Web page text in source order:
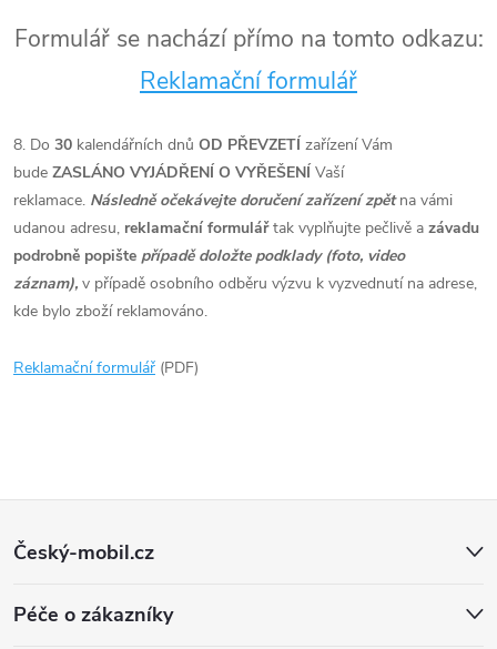
Formulář se nachází přímo na tomto odkazu:
Reklamační formulář
8. Do 30 kalendářních dnů OD PŘEVZETÍ zařízení Vám
bude ZASLÁNO VYJÁDŘENÍ O VYŘEŠENÍ Vaší
reklamace. Následně očekávejte doručení zařízení zpětna vámi
udanou adresu, reklamační formulářtak vyplňujte pečlivě a závadu
podrobně popište případě doložte podklady (foto, video
záznam), v případě osobního odběru výzvu k vyzvednutí na adrese,
kde bylo zboží reklamováno.
Reklamační formulář (PDF)
Z
p
Český-mobil.cz
Péče o zákazníky